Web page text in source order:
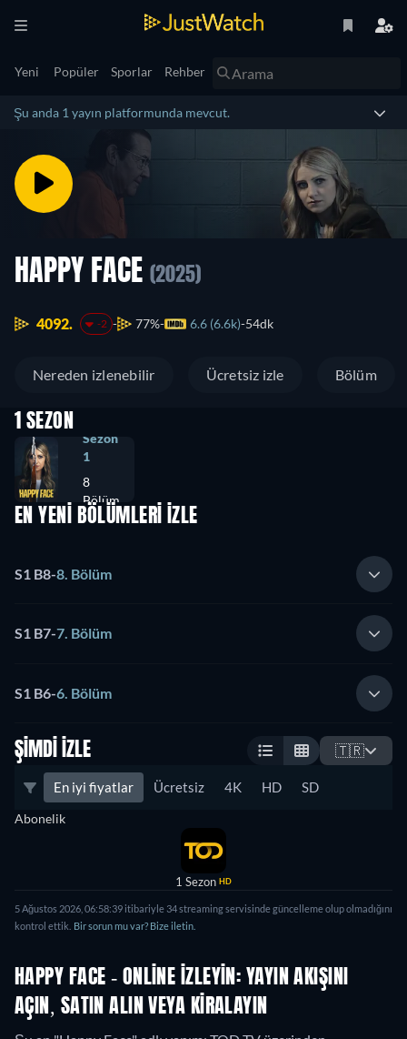
Yeni Popüler Sporlar Rehber
Şu anda 1 yayın platformunda mevcut.
HAPPY FACE (2025)
4092. -2 77% 6.6 (6.6k) 54dk
Nereden izlenebilir Ücretsiz izle Bölüm
1 SEZON
Sezon
1
8
Bölüm
EN YENİ BÖLÜMLERİ İZLE
S1 B8-8. Bölüm
S1 B7-7. Bölüm
S1 B6-6. Bölüm
ŞIMDI İZLE 🇹🇷
En iyi fiyatlar Ücretsiz 4K HD SD
Abonelik
1 Sezon HD
5 Ağustos 2026, 06:58:39 itibariyle 34 streaming servisinde güncelleme olup olmadığını
kontrol ettik. Bir sorun mu var? Bize iletin.
HAPPY FACE - ONLINE IZLEYIN: YAYIN AKIŞINI
AÇIN, SATIN ALIN VEYA KIRALAYIN